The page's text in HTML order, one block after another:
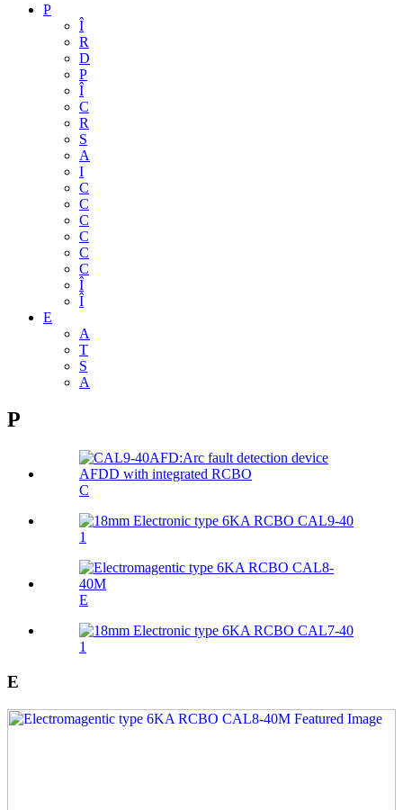
P
Î
R
D
P
Î
C
R
S
A
I
C
C
C
C
C
C
Î
Î
E
A
T
S
A
P
C
1
E
1
E